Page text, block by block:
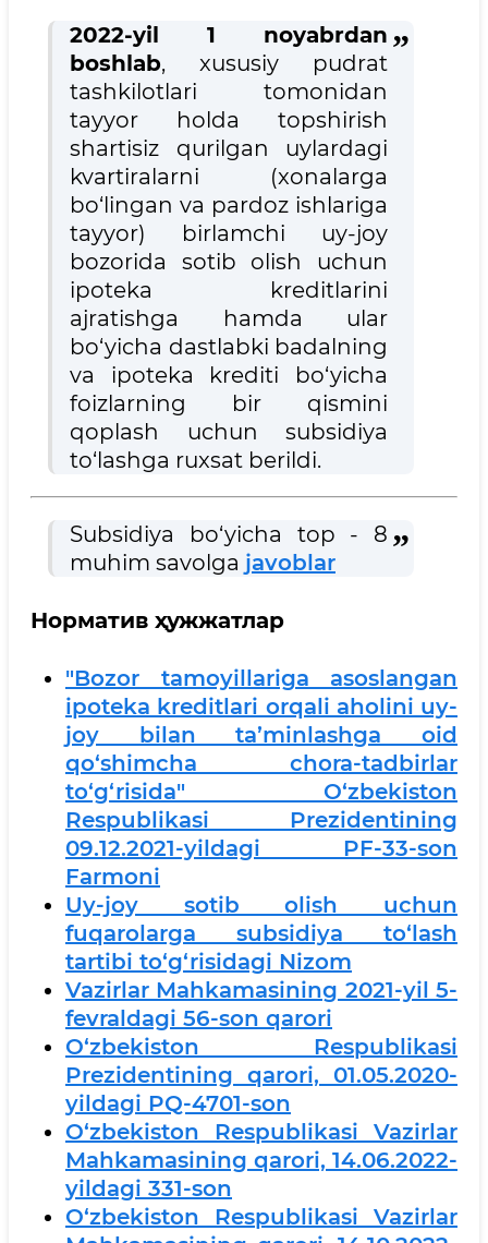
2022-yil 1 noyabrdan
boshlab, xususiy pudrat
tashkilotlari tomonidan
tayyor holda topshirish
shartisiz qurilgan uylardagi
kvartiralarni (xonalarga
bo‘lingan va pardoz ishlariga
tayyor) birlamchi uy-joy
bozorida sotib olish uchun
ipoteka kreditlarini
ajratishga hamda ular
bo‘yicha dastlabki badalning
va ipoteka krediti bo‘yicha
foizlarning bir qismini
qoplash uchun subsidiya
to‘lashga ruxsat berildi.
Subsidiya bo‘yicha top - 8
muhim savolga javoblar
Норматив ҳужжатлар
"Bozor tamoyillariga asoslangan
ipoteka kreditlari orqali aholini uy-
joy bilan ta’minlashga oid
qo‘shimcha chora-tadbirlar
to‘g‘risida" O‘zbekiston
Respublikasi Prezidentining
09.12.2021-yildagi PF-33-son
Farmoni
Uy-joy sotib olish uchun
fuqarolarga subsidiya to‘lash
tartibi to‘g‘risidagi Nizom
Vazirlar Mahkamasining 2021-yil 5-
fevraldagi 56-son qarori
O‘zbekiston Respublikasi
Prezidentining qarori, 01.05.2020-
yildagi PQ-4701-son
O‘zbekiston Respublikasi Vazirlar
Mahkamasining qarori, 14.06.2022-
yildagi 331-son
O‘zbekiston Respublikasi Vazirlar